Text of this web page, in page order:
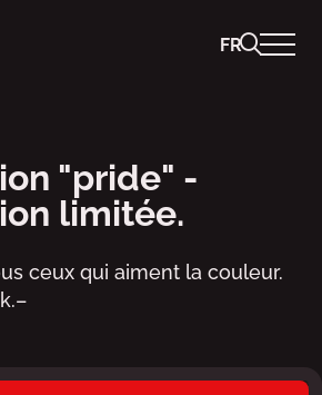
FR
"pride" -
limitée.
ceux qui aiment la couleur.